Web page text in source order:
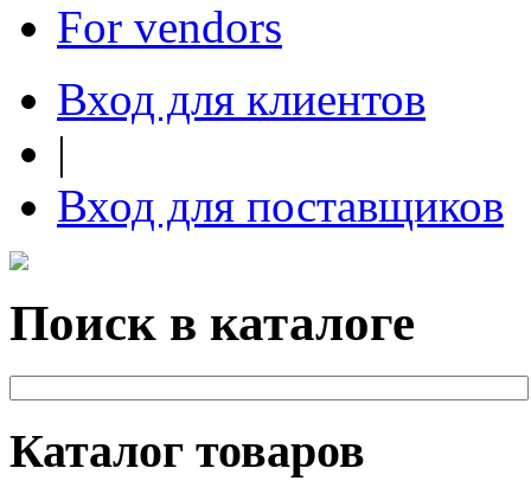
For vendors
Вход для клиентов
|
Вход для поставщиков
Поиск в каталоге
Каталог товаров